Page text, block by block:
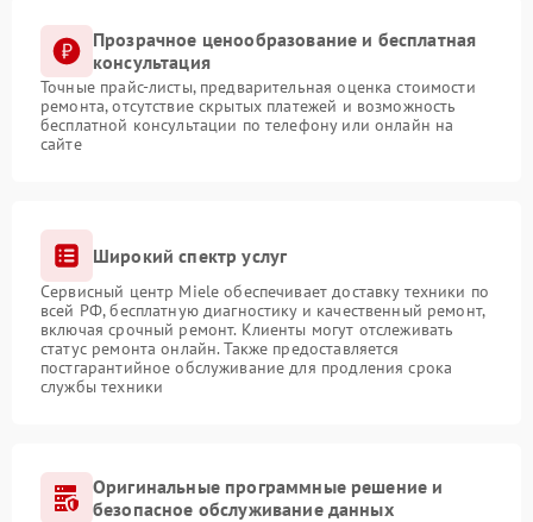
Прозрачное ценообразование и бесплатная
консультация
Точные прайс-листы, предварительная оценка стоимости
ремонта, отсутствие скрытых платежей и возможность
бесплатной консультации по телефону или онлайн на
сайте
Широкий спектр услуг
Сервисный центр Miele обеспечивает доставку техники по
всей РФ, бесплатную диагностику и качественный ремонт,
включая срочный ремонт. Клиенты могут отслеживать
статус ремонта онлайн. Также предоставляется
постгарантийное обслуживание для продления срока
службы техники
Оригинальные программные решение и
безопасное обслуживание данных